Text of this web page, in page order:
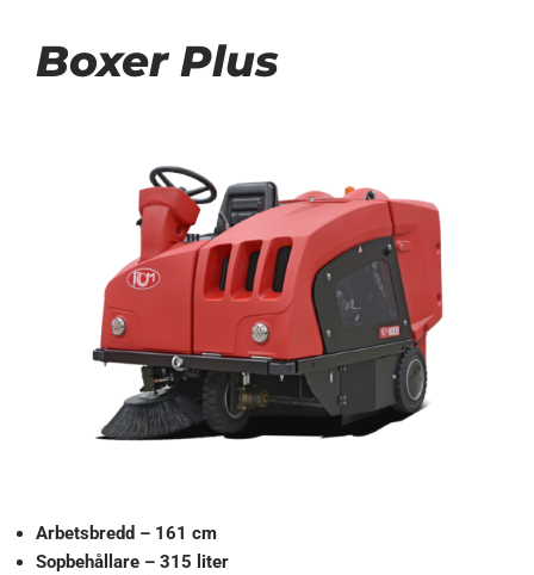
Boxer Plus
Arbetsbredd – 161 cm
Sopbehållare – 315 liter